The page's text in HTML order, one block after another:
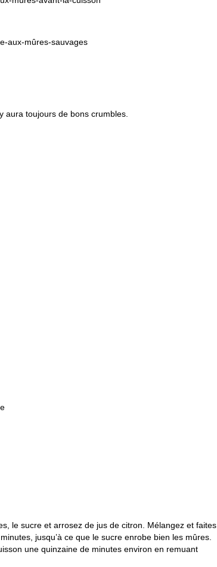
aura toujours de bons crumbles.
le sucre et arrosez de jus de citron. Mélangez et faites
jusqu’à ce que le sucre enrobe bien les mûres.
une quinzaine de minutes environ en remuant